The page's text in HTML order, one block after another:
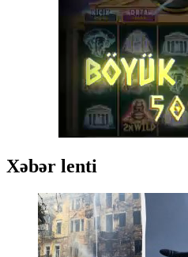
Xəbər lenti